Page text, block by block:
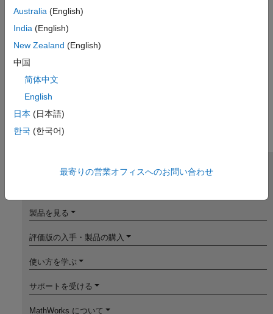
Australia (English)
India (English)
New Zealand (English)
中国
简体中文
English
日本 (日本語)
한국 (한국어)
最寄りの営業オフィスへのお問い合わせ
MathWorks
製品を見る
評価版の入手・製品の購入
使い方を学ぶ
サポートを受ける
MathWorks について